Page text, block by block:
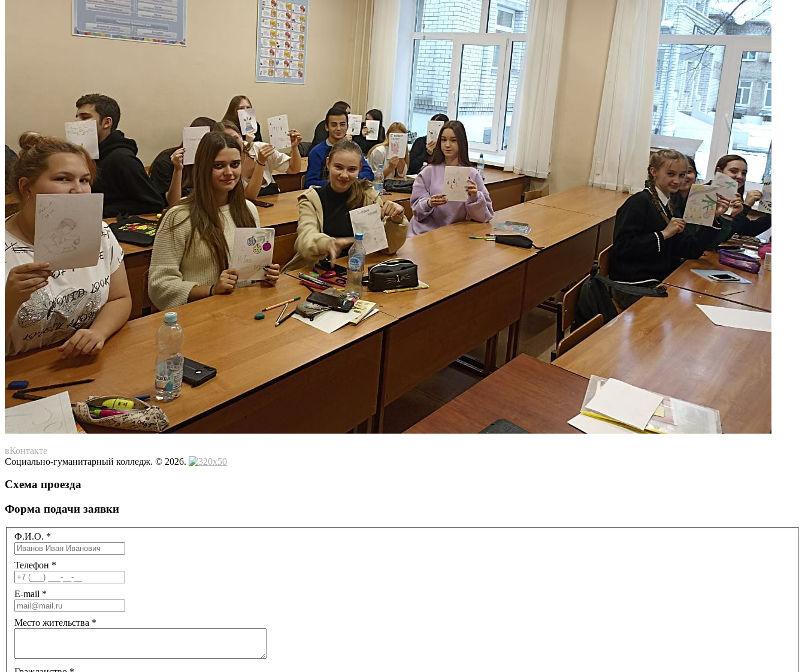
вКонтакте
Социально-гуманитарный колледж. © 2026.
Схема проезда
Форма подачи заявки
Ф.И.О. *
Телефон *
E-mail *
Место жительства *